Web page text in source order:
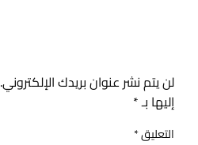
لن يتم نشر عنوان بريدك الإلكتروني.
إليها بـ*
التعليق*